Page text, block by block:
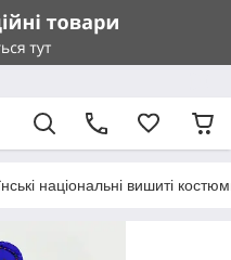
національні вишиті